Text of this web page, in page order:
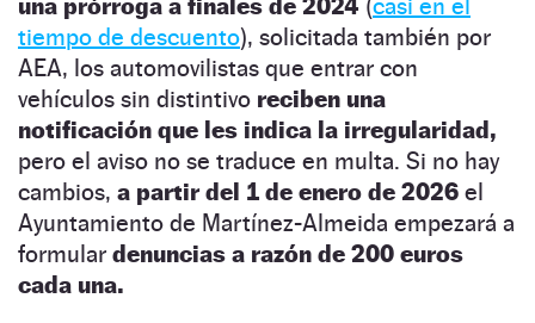
tiempo de descuento), solicitada también por
AEA, los automovilistas que entrar con
vehículos sin distintivo reciben una
notificación que les indica la irregularidad,
pero el aviso no se traduce en multa. Si no hay
cambios, a partir del 1 de enero de 2026 el
Ayuntamiento de Martínez-Almeida empezará a
formular denuncias a razón de 200 euros
cada una.